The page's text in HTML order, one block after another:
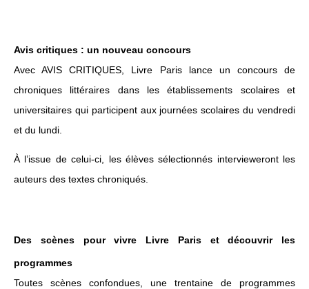
Avis critiques : un nouveau concours
Avec AVIS CRITIQUES, Livre Paris lance un concours de
chroniques littéraires dans les établissements scolaires et
universitaires qui participent aux journées scolaires du vendredi
et du lundi.
À l’issue de celui-ci, les élèves sélectionnés intervieweront les
auteurs des textes chroniqués.
Des scènes pour vivre Livre Paris et découvrir les
programmes
Toutes scènes confondues, une trentaine de programmes